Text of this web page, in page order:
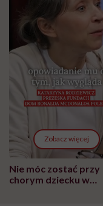
Zobacz więcej
Nie móc zostać przy
chorym dziecku w